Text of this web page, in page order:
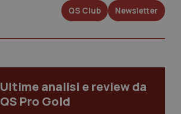
QS Club Newsletter
Ultime analisi e review da
QS Pro Gold